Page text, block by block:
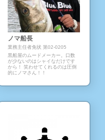
ノマ船長
業務主任者免状 第02-0205
黒船屋のムードメーカー。口数
が少ないのはシャイなだけです
から！ 笑わせてくれるのは圧倒
的にノマさん！！